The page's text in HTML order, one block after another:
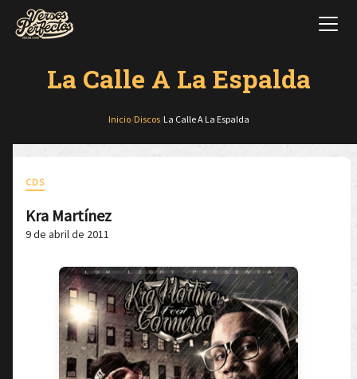
La Calle A La Espalda
Inicio/ Discos/ La Calle A La Espalda
CDS
Kra Martínez
9 de abril de 2011